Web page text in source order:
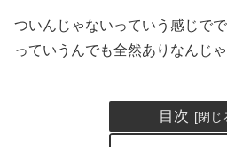
ついんじゃないっていう感じで
っていうんでも全然ありなんじ
目次